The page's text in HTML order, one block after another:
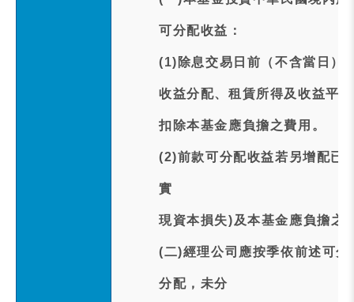
可分配收益：
(1)除息交易日前（不含當日）
收益分配、租賃所得及收益平
扣除本基金應負擔之費用。
(2)前款可分配收益若另增配已
實
現資本損失)及本基金應負擔之
(二)經理公司應按季依前述可
分配，未分